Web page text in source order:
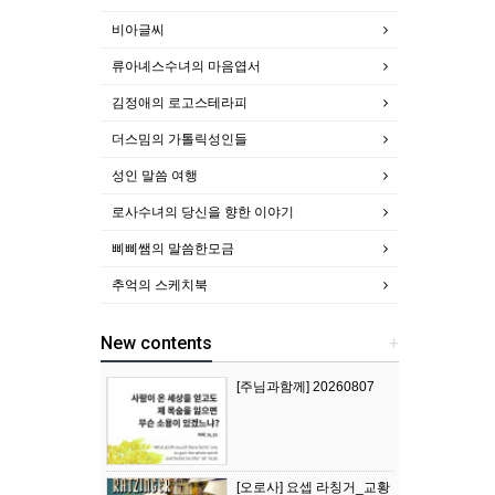
비아글씨
류아녜스수녀의 마음엽서
김정애의 로고스테라피
더스밈의 가톨릭성인들
성인 말씀 여행
로사수녀의 당신을 향한 이야기
삐삐쌤의 말씀한모금
추억의 스케치북
+
New contents
[주님과함께] 20260807
[오로사] 요셉 라칭거_교황